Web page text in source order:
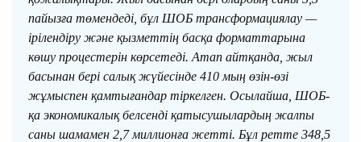
пайызға төмендеді, бұл ШОБ трансформациялау —
ірілендіру және қызметтің басқа форматтарына
көшу процестерін көрсетеді. Атап айтқанда, жыл
басынан бері салық жүйесінде 410 мың өзін-өзі
жұмыспен қамтығандар тіркелген. Осылайша, ШОБ-
қа экономикалық белсенді қатысушылардың жалпы
саны шамамен 2,7 миллионға жетті. Бұл ретте 348,5